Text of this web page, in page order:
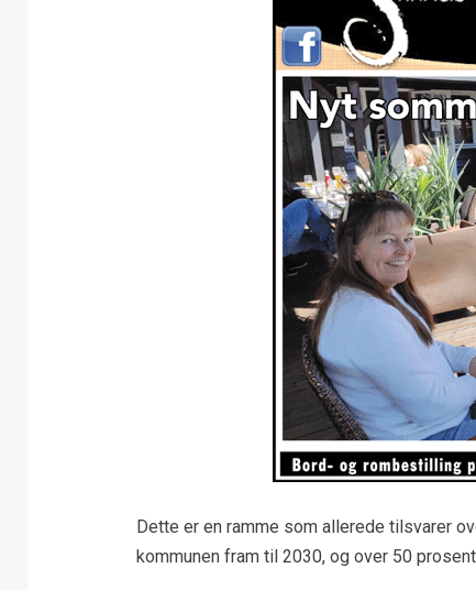
Dette er en ramme som allerede tilsvarer
kommunen fram til 2030, og over 50